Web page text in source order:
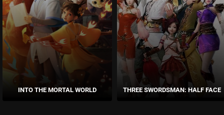
ASSISTIDO
EPISÓDIO 58
julho 11, 2024
EPISÓDIO 57
julho 11, 2024
INTO THE MORTAL WORLD THREE SWORDSMAN: HALF FACE